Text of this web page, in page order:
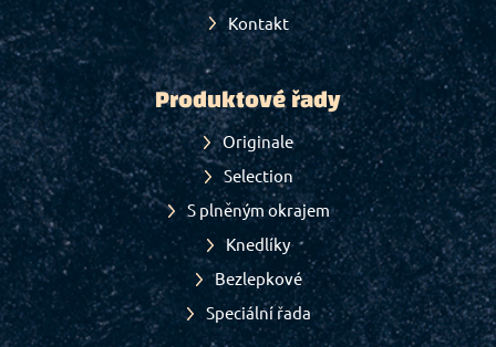
Kontakt
Produktové řady
Originale
Selection
S plněným okrajem
Knedlíky
Bezlepkové
Speciální řada